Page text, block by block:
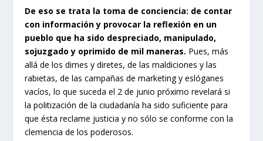
De eso se trata la toma de conciencia: de contar
con información y provocar la reflexión en un
pueblo que ha sido despreciado, manipulado,
sojuzgado y oprimido de mil maneras. Pues, más
allá de los dimes y diretes, de las maldiciones y las
rabietas, de las campañas de marketing y eslóganes
vacíos, lo que suceda el 2 de junio próximo revelará si
la politización de la ciudadanía ha sido suficiente para
que ésta reclame justicia y no sólo se conforme con la
clemencia de los poderosos.